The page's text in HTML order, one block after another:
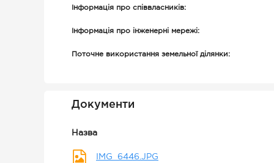
Інформація про співвласників:
Інформація про інженерні мережі:
Поточне використання земельної ділянки:
Документи
Назва
IMG_6446.JPG